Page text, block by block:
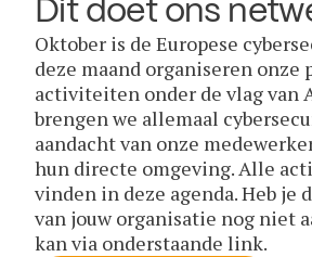
Dit doet ons
Oktober is de Europese
deze maand organiseren onze
activiteiten onder de vlag van
brengen we allemaal
aandacht van onze
hun directe omgeving. Alle
vinden in deze agenda. Heb je
van jouw organisatie nog niet
kan via onderstaande link.